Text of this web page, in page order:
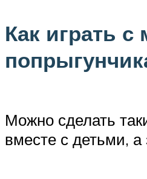
Как играть с
Можно сделать
вместе с детьми, а